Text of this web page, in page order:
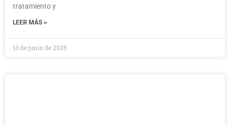
tratamiento y
LEER MÁS >
13 de junio de 2025